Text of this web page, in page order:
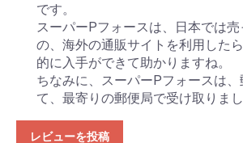
です。
スーパーPフォースは、日本では
の、海外の通販サイトを利用した
的に入手ができて助かりますね。
ちなみに、スーパーPフォースは
て、最寄りの郵便局で受け取りまし
レビューを投稿